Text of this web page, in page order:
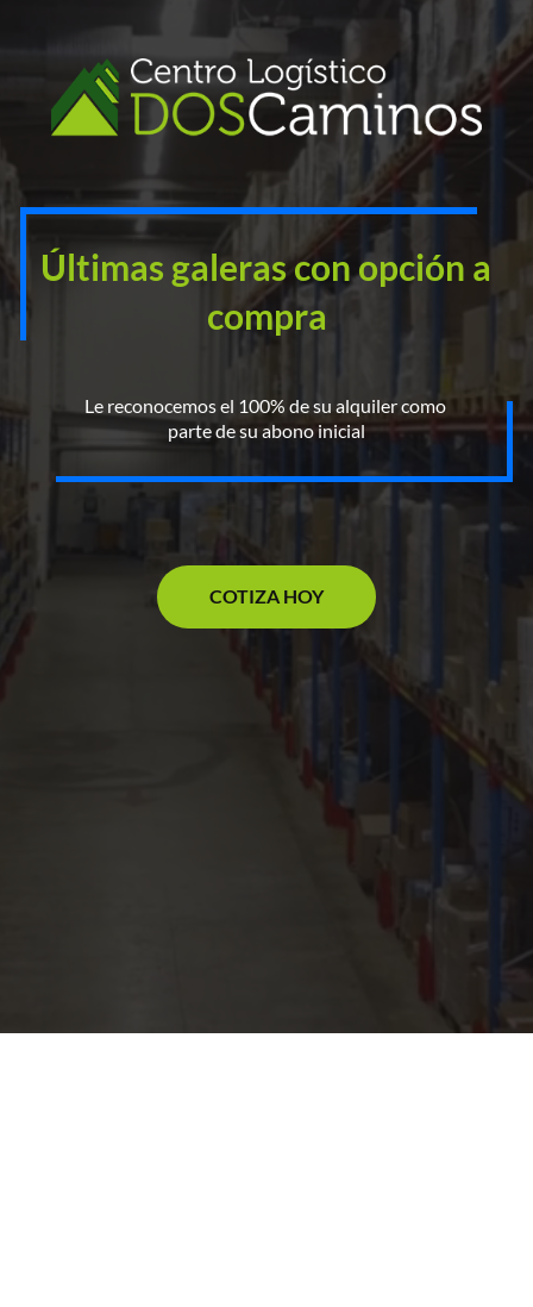
Últimas galeras con opción a
compra
Le reconocemos el 100% de su alquiler como
parte de su abono inicial
COTIZA HOY